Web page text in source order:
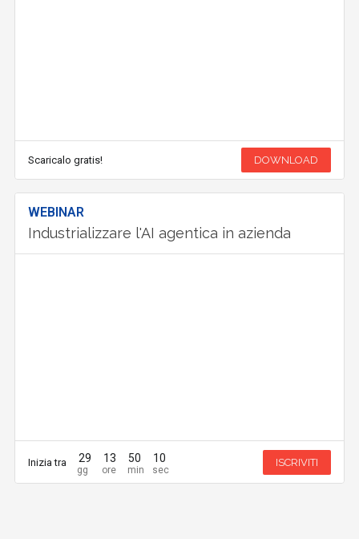
Scaricalo gratis! DOWNLOAD
WEBINAR
Industrializzare l'AI agentica in azienda
Inizia tra 29 13 50 10 ISCRIVITI